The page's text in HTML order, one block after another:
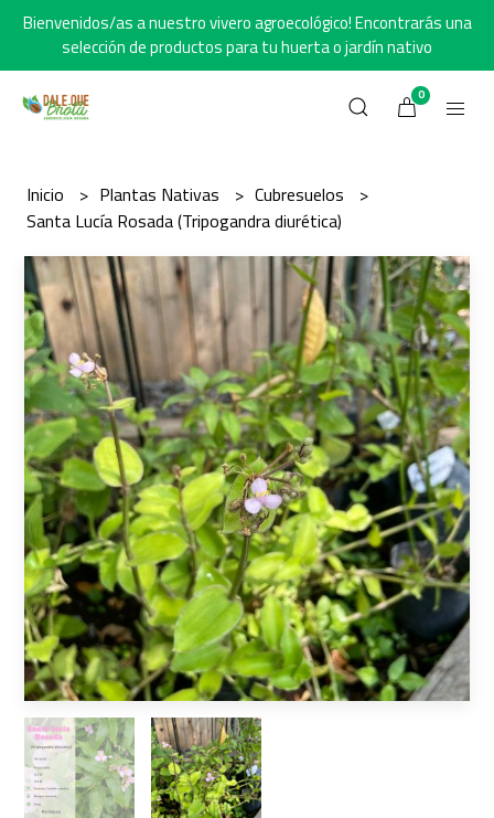
Bienvenidos/as a nuestro vivero agroecológico! Encontrarás una
selección de productos para tu huerta o jardín nativo
0
Inicio Plantas Nativas
Cubresuelos
Santa Lucía Rosada (Tripogandra diurética)